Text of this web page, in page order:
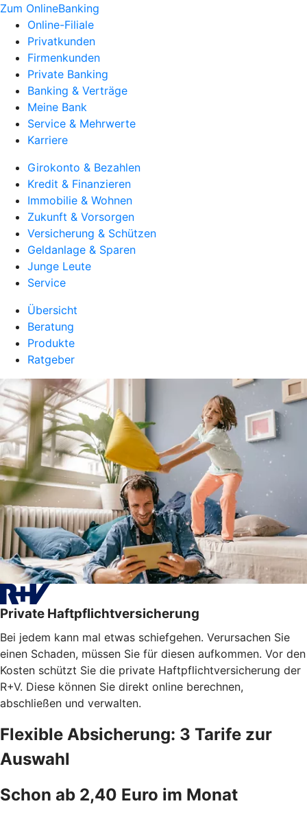
Zum OnlineBanking
Online-Filiale
Privatkunden
Firmenkunden
Private Banking
Banking & Verträge
Meine Bank
Service & Mehrwerte
Karriere
Girokonto & Bezahlen
Kredit & Finanzieren
Immobilie & Wohnen
Zukunft & Vorsorgen
Versicherung & Schützen
Geldanlage & Sparen
Junge Leute
Service
Übersicht
Beratung
Produkte
Ratgeber
Private Haftpflichtversicherung
Bei jedem kann mal etwas schiefgehen. Verursachen Sie
einen Schaden, müssen Sie für diesen aufkommen. Vor den
Kosten schützt Sie die private Haftpflichtversicherung der
R+V. Diese können Sie direkt online berechnen,
abschließen und verwalten.
Flexible Absicherung: 3 Tarife zur
Auswahl
Schon ab 2,40 Euro im Monat